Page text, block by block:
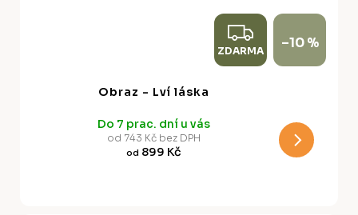
Z
D
ZDARMA –10 %
Obraz - Lví láska
Do 7 prac. dní u vás
od 743 Kč bez DPH
od 899 Kč